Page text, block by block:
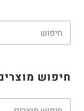
חיפוש